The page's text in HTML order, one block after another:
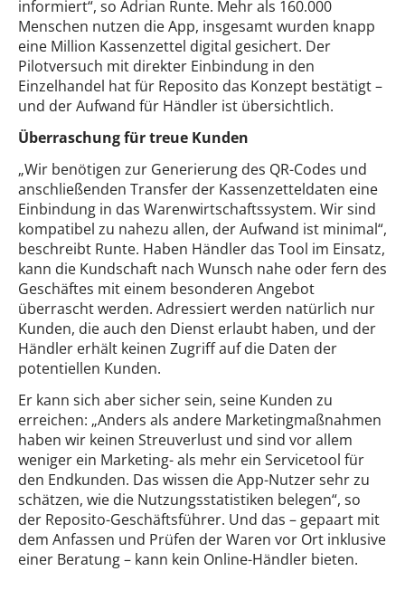
informiert“, so Adrian Runte. Mehr als 160.000
Menschen nutzen die App, insgesamt wurden knapp
eine Million Kassenzettel digital gesichert. Der
Pilotversuch mit direkter Einbindung in den
Einzelhandel hat für Reposito das Konzept bestätigt –
und der Aufwand für Händler ist übersichtlich.
Überraschung für treue Kunden
„Wir benötigen zur Generierung des QR-Codes und
anschließenden Transfer der Kassenzetteldaten eine
Einbindung in das Warenwirtschaftssystem. Wir sind
kompatibel zu nahezu allen, der Aufwand ist minimal“,
beschreibt Runte. Haben Händler das Tool im Einsatz,
kann die Kundschaft nach Wunsch nahe oder fern des
Geschäftes mit einem besonderen Angebot
überrascht werden. Adressiert werden natürlich nur
Kunden, die auch den Dienst erlaubt haben, und der
Händler erhält keinen Zugriff auf die Daten der
potentiellen Kunden.
Er kann sich aber sicher sein, seine Kunden zu
erreichen: „Anders als andere Marketingmaßnahmen
haben wir keinen Streuverlust und sind vor allem
weniger ein Marketing- als mehr ein Servicetool für
den Endkunden. Das wissen die App-Nutzer sehr zu
schätzen, wie die Nutzungsstatistiken belegen“, so
der Reposito-Geschäftsführer. Und das – gepaart mit
dem Anfassen und Prüfen der Waren vor Ort inklusive
einer Beratung – kann kein Online-Händler bieten.